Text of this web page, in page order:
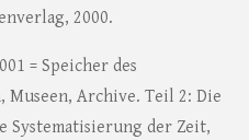
2000.
= Speicher des
Museen, Archive. Teil 2: Die
Systematisierung der Zeit,